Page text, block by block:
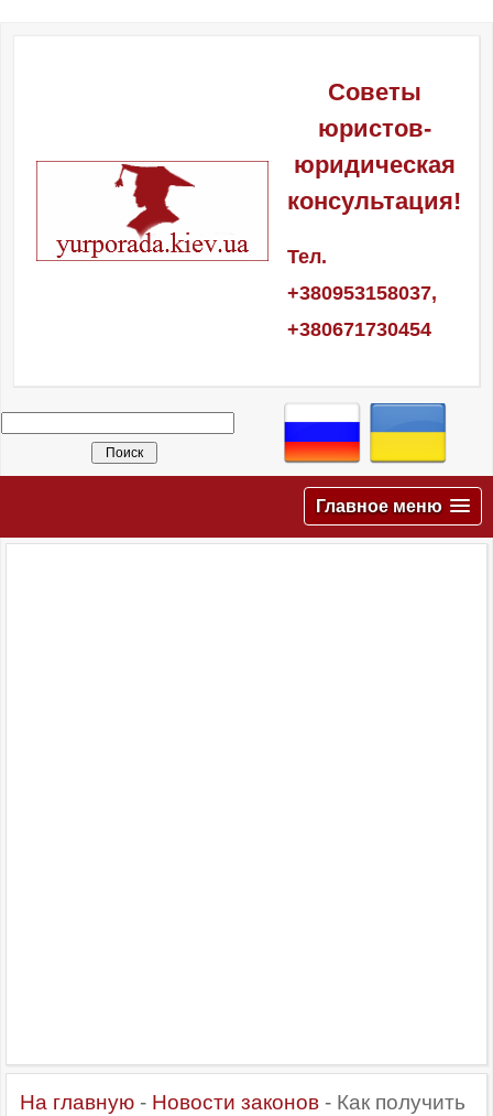
Советы
юристов-
юридическая
консультация!
Тел.
+380953158037,
+380671730454
Главное меню
На главную - Новости законов - Как получить